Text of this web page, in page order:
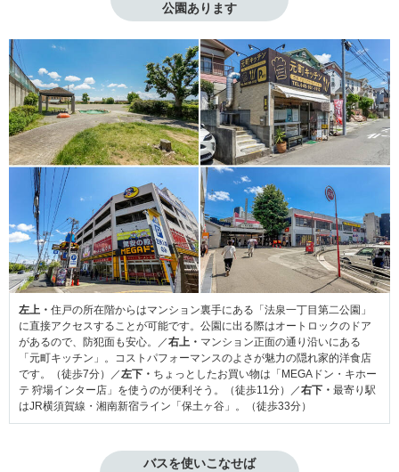
公園あります
左上・ 住戸の所在階からはマンション裏手にある「法泉一丁目第二公園」
に直接アクセスすることが可能です。公園に出る際はオートロックのドア
があるので、防犯面も安心。／右上・ マンション正面の通り沿いにある
「元町キッチン」。コストパフォーマンスのよさが魅力の隠れ家的洋食店
です。（徒歩7分）／左下・ ちょっとしたお買い物は「MEGAドン・キホー
テ 狩場インター店」を使うのが便利そう。（徒歩11分）／右下・ 最寄り駅
はJR横須賀線・湘南新宿ライン「保土ヶ谷」。（徒歩33分）
バスを使いこなせば